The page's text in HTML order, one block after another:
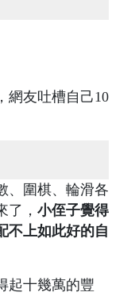
網友吐槽自己10
、圍棋、輪滑各
了， 小侄子覺得
不上如此好的自
起十幾萬的豐